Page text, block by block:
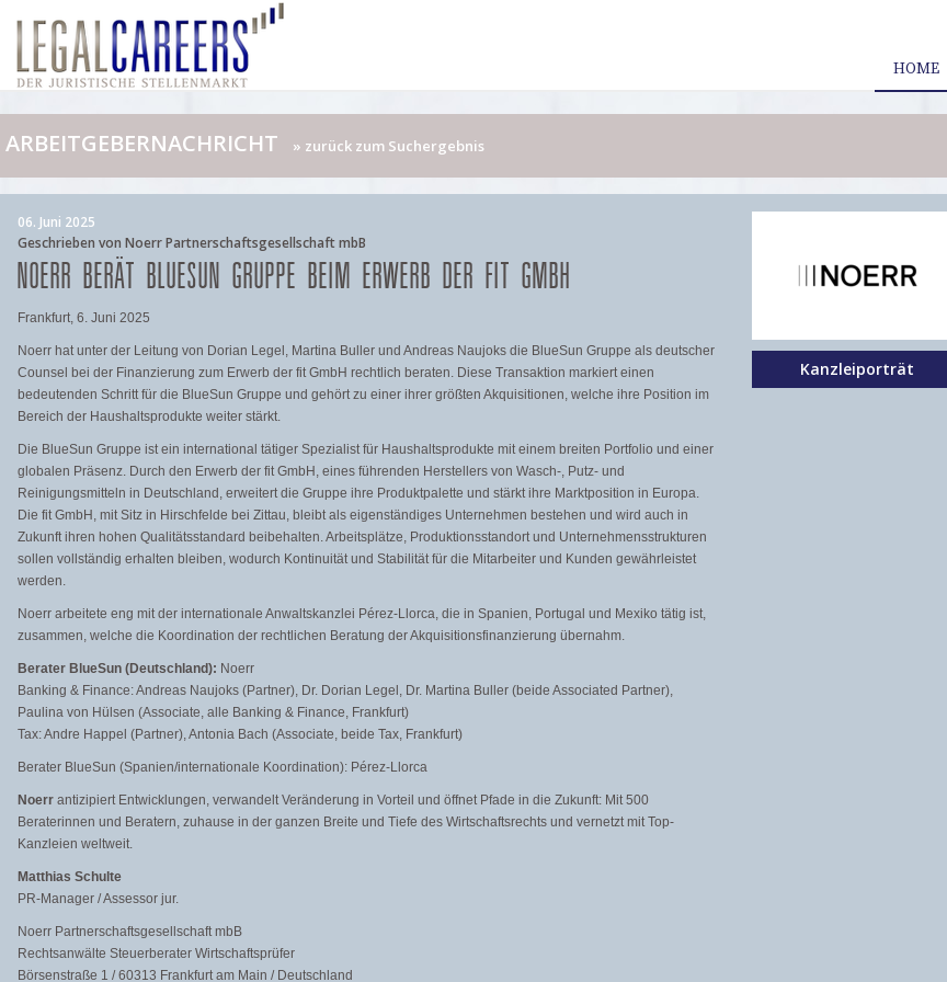
HOME
ARBEITGEBERNACHRICHT » zurück zum Suchergebnis
06. Juni 2025
Geschrieben von Noerr Partnerschaftsgesellschaft mbB
NOERR BERÄT BLUESUN GRUPPE BEIM ERWERB DER FIT GMBH
Frankfurt, 6. Juni 2025
Noerr hat unter der Leitung von Dorian Legel, Martina Buller und Andreas Naujoks die BlueSun Gruppe als deutscher
Counsel bei der Finanzierung zum Erwerb der fit GmbH rechtlich beraten. Diese Transaktion markiert einen
bedeutenden Schritt für die BlueSun Gruppe und gehört zu einer ihrer größten Akquisitionen, welche ihre Position im
Bereich der Haushaltsprodukte weiter stärkt.
Die BlueSun Gruppe ist ein international tätiger Spezialist für Haushaltsprodukte mit einem breiten Portfolio und einer
globalen Präsenz. Durch den Erwerb der fit GmbH, eines führenden Herstellers von Wasch-, Putz- und
Reinigungsmitteln in Deutschland, erweitert die Gruppe ihre Produktpalette und stärkt ihre Marktposition in Europa.
Die fit GmbH, mit Sitz in Hirschfelde bei Zittau, bleibt als eigenständiges Unternehmen bestehen und wird auch in
Zukunft ihren hohen Qualitätsstandard beibehalten. Arbeitsplätze, Produktionsstandort und Unternehmensstrukturen
sollen vollständig erhalten bleiben, wodurch Kontinuität und Stabilität für die Mitarbeiter und Kunden gewährleistet
werden.
Noerr arbeitete eng mit der internationale Anwaltskanzlei Pérez-Llorca, die in Spanien, Portugal und Mexiko tätig ist,
zusammen, welche die Koordination der rechtlichen Beratung der Akquisitionsfinanzierung übernahm.
Berater BlueSun (Deutschland): Noerr
Banking & Finance: Andreas Naujoks (Partner), Dr. Dorian Legel, Dr. Martina Buller (beide Associated Partner),
Paulina von Hülsen (Associate, alle Banking & Finance, Frankfurt)
Tax: Andre Happel (Partner), Antonia Bach (Associate, beide Tax, Frankfurt)
Berater BlueSun (Spanien/internationale Koordination): Pérez-Llorca
Noerr antizipiert Entwicklungen, verwandelt Veränderung in Vorteil und öffnet Pfade in die Zukunft: Mit 500
Beraterinnen und Beratern, zuhause in der ganzen Breite und Tiefe des Wirtschaftsrechts und vernetzt mit Top-
Kanzleien weltweit.
Matthias Schulte
PR-Manager / Assessor jur.
Noerr Partnerschaftsgesellschaft mbB
Rechtsanwälte Steuerberater Wirtschaftsprüfer
Börsenstraße 1 / 60313 Frankfurt am Main / Deutschland
Kanzleiporträt